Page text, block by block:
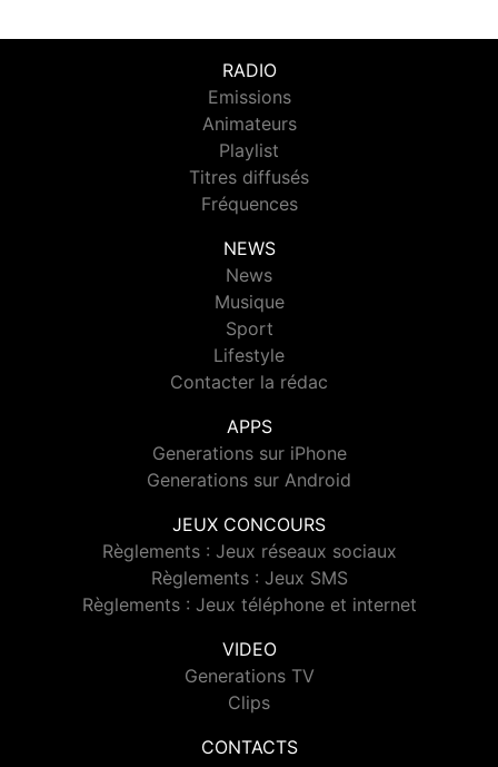
RADIO
Emissions
Animateurs
Playlist
Titres diffusés
Fréquences
NEWS
News
Musique
Sport
Lifestyle
Contacter la rédac
APPS
Generations sur iPhone
Generations sur Android
JEUX CONCOURS
Règlements : Jeux réseaux sociaux
Règlements : Jeux SMS
Règlements : Jeux téléphone et internet
VIDEO
Generations TV
Clips
CONTACTS